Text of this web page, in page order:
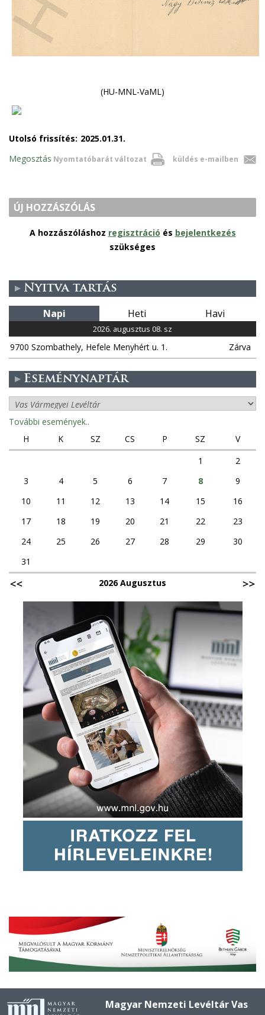
(HU-MNL-VaML)
Utolsó frissítés: 2025.01.31.
Nyomtatóbarát változat küldés e-mailben
Megosztás
ÚJ HOZZÁSZÓLÁS
A hozzászóláshoz regisztráció és bejelentkezés
szükséges
Nyitva tartás
Napi Heti Havi
2026. augusztus 08. sz
9700 Szombathely, Hefele Menyhért u. 1. Zárva
Eseménynaptár
További események..
H
K SZ CS P SZ
V
1
2
3
4 5 6 7 8
9
10
11 12 13 14 15
16
17
18 19 20 21 22
23
24
25 26 27 28 29
30
31
2026 Augusztus
Magyar Nemzeti Levéltár Vas